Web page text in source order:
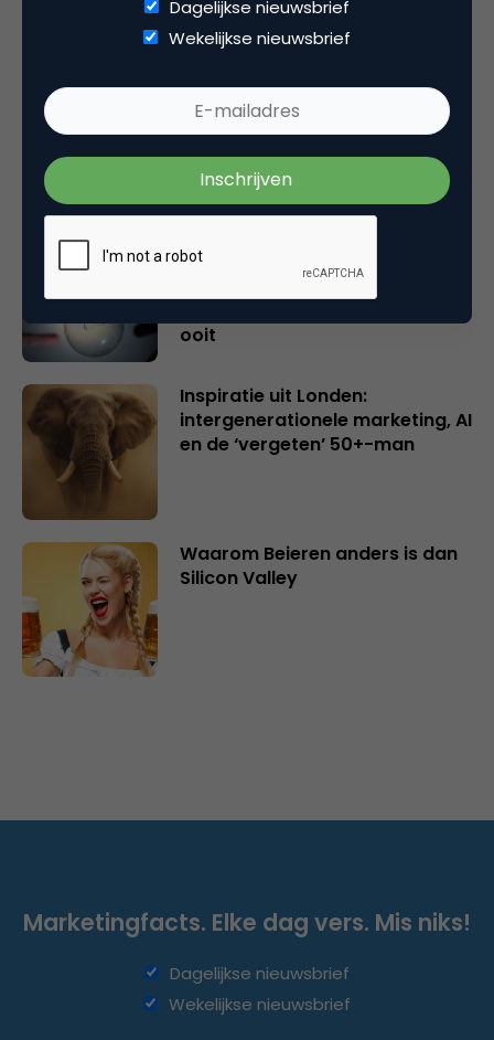
Gerelateerde artikelen
Rebel with or without a cause?
Wake-upcall voor ontwerpers
en merkeigenaren
van innovatie en ontsluiter en
ooit
Inspiratie uit Londen:
intergenerationele marketing, AI
en de ‘vergeten’ 50+-man
Waarom Beieren anders is dan
Silicon Valley
Dagelijkse nieuwsbrief
Wekelijkse nieuwsbrief
Marketingfacts. Elke dag vers. Mis niks!
Dagelijkse nieuwsbrief
Wekelijkse nieuwsbrief